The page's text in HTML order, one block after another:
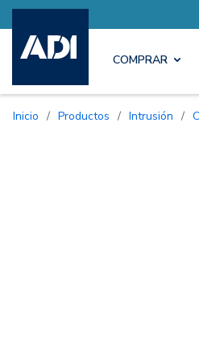
COMPRAR
Inicio / Productos / Intrusión /